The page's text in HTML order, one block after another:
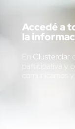
Accedé a
la
En Clusterciar
participativa y
comunicarnos